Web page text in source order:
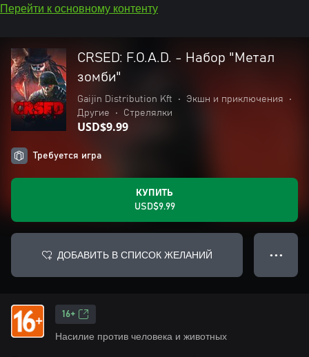
Перейти к основному контенту
CRSED: F.O.A.D. - Набор "Метал
зомби"
Gaijin Distribution Kft • Экшн и приключения
•
Другие
• Стрелялки
USD$9.99
Требуется игра
КУПИТЬ
USD$9.99
ДОБАВИТЬ В СПИСОК ЖЕЛАНИЙ ● ● ●
16+
Насилие против человека и животных